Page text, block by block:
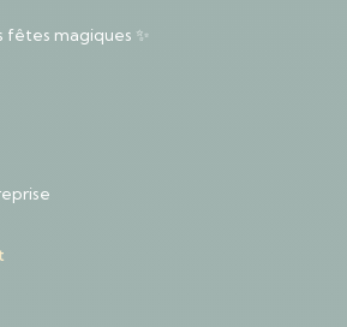
fêtes magiques ✨